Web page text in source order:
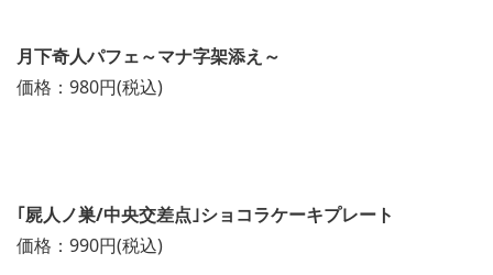
月下奇人パフェ～マナ字架添え～
価格：980円(税込)
｢屍人ノ巣/中央交差点｣ショコラケーキプレート
価格：990円(税込)